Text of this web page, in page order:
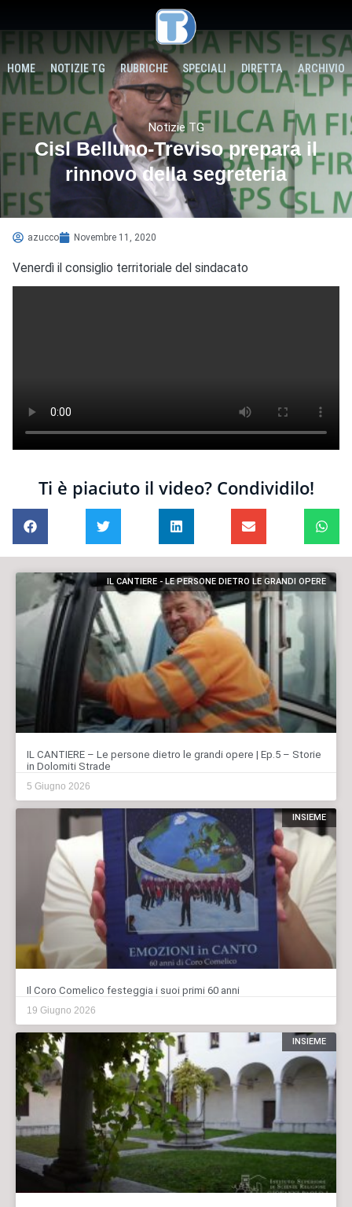
HOME NOTIZIE TG RUBRICHE SPECIALI DIRETTA ARCHIVIO
Notizie TG
Cisl Belluno-Treviso prepara il
rinnovo della segreteria
azucco Novembre 11, 2020
Venerdì il consiglio territoriale del sindacato
Ti è piaciuto il video? Condividilo!
IL CANTIERE - LE PERSONE DIETRO LE GRANDI OPERE
IL CANTIERE – Le persone dietro le grandi opere | Ep.5 – Storie
in Dolomiti Strade
5 Giugno 2026
INSIEME
Il Coro Comelico festeggia i suoi primi 60 anni
19 Giugno 2026
INSIEME